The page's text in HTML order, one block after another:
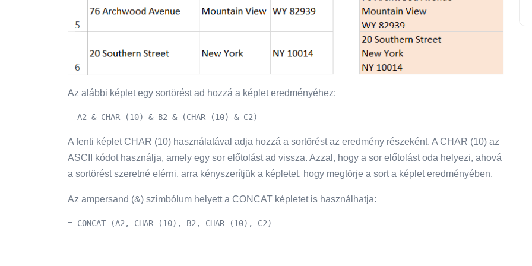
Az alábbi képlet egy sortörést ad hozzá a képlet eredményéhez:
= A2 & CHAR (10) & B2 & (CHAR (10) & C2)
A fenti képlet CHAR (10) használatával adja hozzá a sortörést az eredmény részeként. A CHAR (10) az
ASCII kódot használja, amely egy sor előtolást ad vissza. Azzal, hogy a sor előtolást oda helyezi, ahová
a sortörést szeretné elérni, arra kényszerítjük a képletet, hogy megtörje a sort a képlet eredményében.
Az ampersand (&) szimbólum helyett a CONCAT képletet is használhatja:
= CONCAT (A2, CHAR (10), B2, CHAR (10), C2)